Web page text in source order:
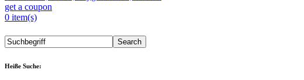
get a coupon
0 item(s)
Heiße Suche: